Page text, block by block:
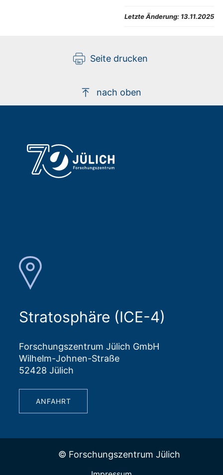
Letzte Änderung: 13.11.2025
Seite drucken
nach oben
Stratosphäre (ICE-4)
Forschungszentrum Jülich GmbH
Wilhelm-Johnen-Straße
52428 Jülich
ANFAHRT
© Forschungszentrum Jülich